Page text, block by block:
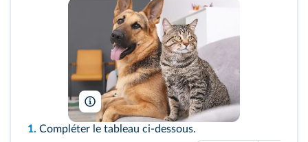
New Africa/Shutterstock
1. Compléter le tableau ci-dessous.